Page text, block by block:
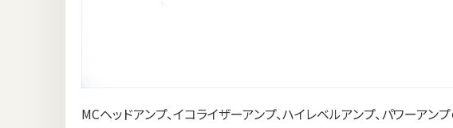
MCヘッドアンプ、イコライザーアンプ、ハイレベルアンプ、パワーア